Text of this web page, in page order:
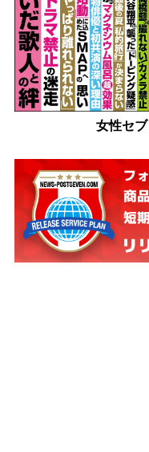
女性セ